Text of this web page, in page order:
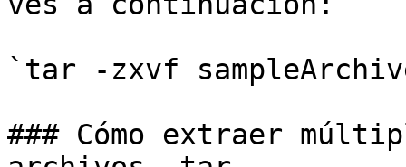
`tar -zxvf
### Cómo extraer